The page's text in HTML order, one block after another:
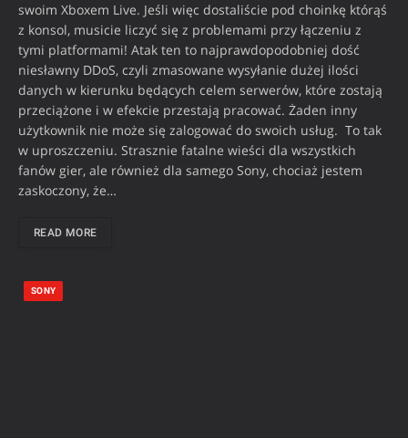
swoim Xboxem Live. Jeśli więc dostaliście pod choinkę którąś
z konsol, musicie liczyć się z problemami przy łączeniu z
tymi platformami! Atak ten to najprawdopodobniej dość
niesławny DDoS, czyli zmasowane wysyłanie dużej ilości
danych w kierunku będących celem serwerów, które zostają
przeciążone i w efekcie przestają pracować. Żaden inny
użytkownik nie może się zalogować do swoich usług. To tak
w uproszczeniu. Strasznie fatalne wieści dla wszystkich
fanów gier, ale również dla samego Sony, chociaż jestem
zaskoczony, że…
READ MORE
SONY